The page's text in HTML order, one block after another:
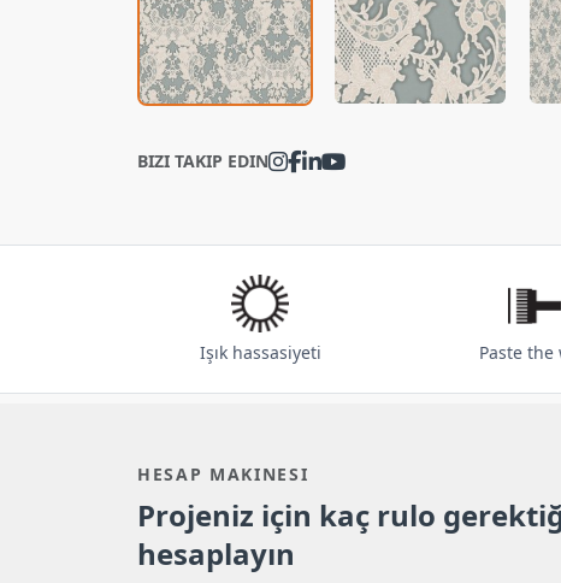
BIZI TAKIP EDIN
Işık hassasiyeti Paste the
HESAP MAKINESI
Projeniz için kaç rulo
hesaplayın